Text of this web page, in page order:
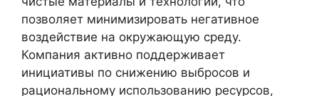
позволяет минимизировать негативное
воздействие на окружающую среду.
Компания активно поддерживает
инициативы по снижению выбросов и
рациональному использованию ресурсов,